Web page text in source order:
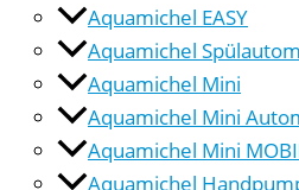
Aquamichel EASY
Aquamichel
Aquamichel Mini
Aquamichel Mini
Aquamichel Mini
Aquamichel